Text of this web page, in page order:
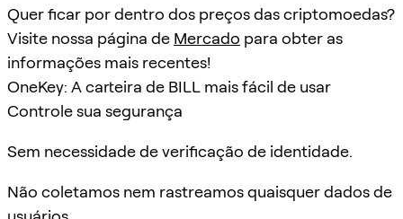
Quer ficar por dentro dos preços das criptomoedas?
Visite nossa página de Mercado para obter as
informações mais recentes!
OneKey: A carteira de BILL mais fácil de usar
Controle sua segurança
Sem necessidade de verificação de identidade.
Não coletamos nem rastreamos quaisquer dados de